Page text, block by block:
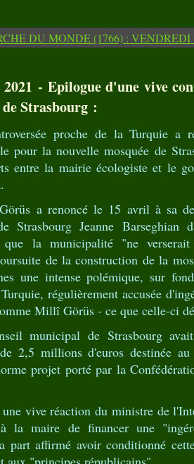
- Epilogue d'une vive
Strasbourg :
proche de la Turquie a
pour la nouvelle mosquée de
entre la mairie écologiste et le
a renoncé le 15 avril à sa
Strasbourg Jeanne Barseghian
que la municipalité "ne
de la construction de la
une intense polémique, sur
régulièrement accusée
Millî Görüs - ce que celle-ci
municipal de Strasbourg
2,5 millions d'euros destinée
projet porté par la
vive réaction du ministre de
la maire de financer une
part affirmé avoir conditionné